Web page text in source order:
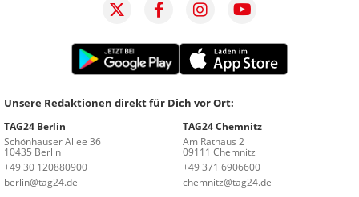
Unsere Redaktionen direkt für Dich vor Ort:
TAG24 Berlin
Schönhauser Allee 36
10435 Berlin
+49 30 120880900
berlin@tag24.de
TAG24 Chemnitz
Am Rathaus 2
09111 Chemnitz
+49 371 6906600
chemnitz@tag24.de